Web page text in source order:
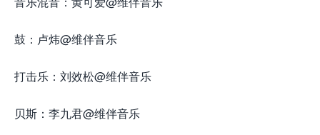
鼓：卢炜@维伴音乐
打击乐：刘效松@维伴音乐
贝斯：李九君@维伴音乐